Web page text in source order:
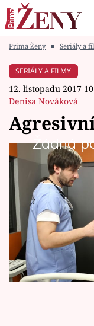
Módní alarm
Témata
Celebrity
Vztahy
Seriály
Horoskopy
Prima Ženy ■ Seriály a
SERIÁLY A FILMY
12. listopadu 2017
Denisa Nováková
Žádná
Zdravotní
pacientka.